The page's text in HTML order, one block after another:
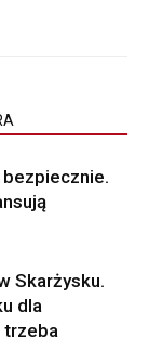
Skarżysku.
dla
trzeba